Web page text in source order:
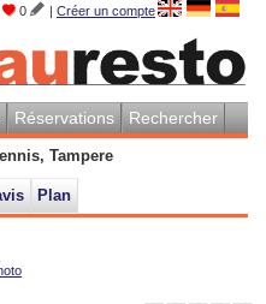
0 | Créer un compte
Réservations Rechercher
Tampere
Plan